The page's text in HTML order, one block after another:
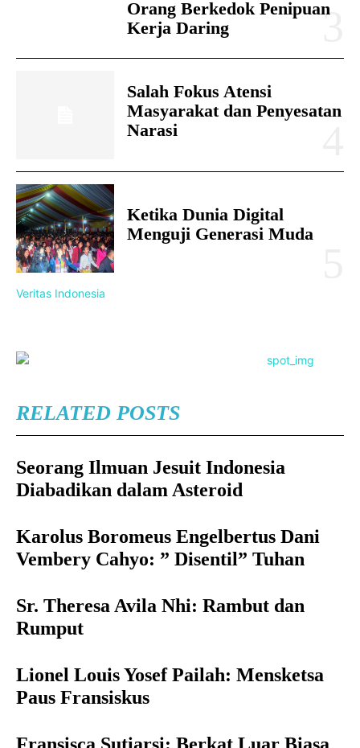
Orang Berkedok Penipuan
Kerja Daring
Salah Fokus Atensi
Masyarakat dan Penyesatan
Narasi
Ketika Dunia Digital
Menguji Generasi Muda
Veritas Indonesia
RELATED POSTS
Seorang Ilmuan Jesuit Indonesia
Diabadikan dalam Asteroid
Karolus Boromeus Engelbertus Dani
Vembery Cahyo: ” Disentil” Tuhan
Sr. Theresa Avila Nhi: Rambut dan
Rumput
Lionel Louis Yosef Pailah: Mensketsa
Paus Fransiskus